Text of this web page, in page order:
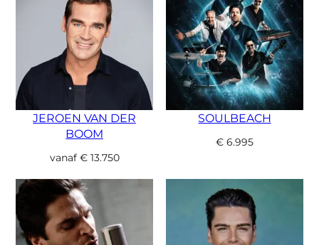
JEROEN VAN DER
BOOM
vanaf €13.750
SOULBEACH
€6.995